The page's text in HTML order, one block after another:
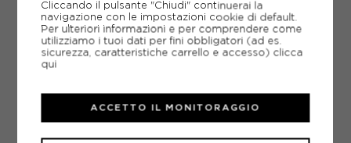
Cliccando il pulsante "Chiudi" continuerai la
navigazione con le impostazioni cookie di default.
Per ulteriori informazioni e per comprendere come
utilizziamo i tuoi dati per fini obbligatori (ad es.
sicurezza, caratteristiche carrello e accesso) clicca
qui
ACCETTO IL MONITORAGGIO